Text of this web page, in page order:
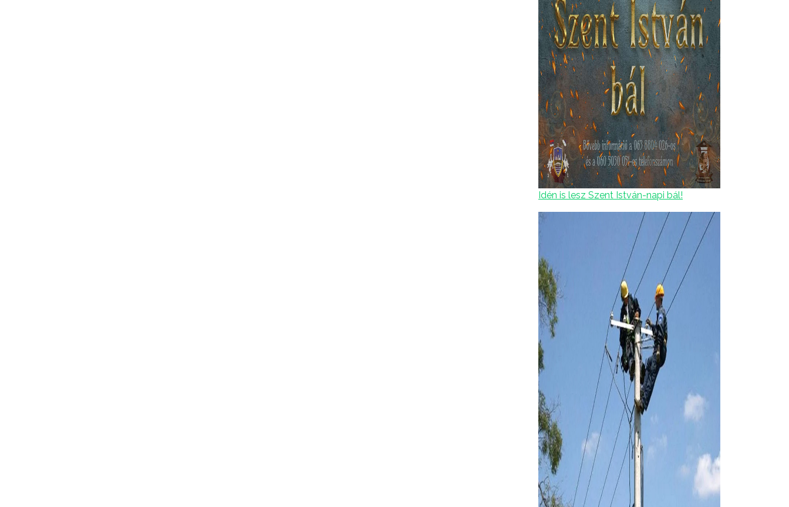
Idén is lesz Szent István-napi bál!